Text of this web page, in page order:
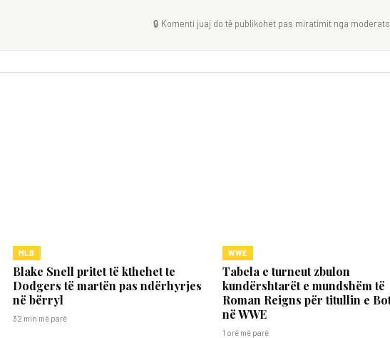
🔒 Komenti juaj do të publikohet pas miratimit nga
MLB
Blake Snell pritet të kthehet te
Dodgers të martën pas ndërhyrjes
në bërryl
32 min më parë
WWE
Tabela e turneut zbulon
kundërshtarët e mundshëm të
Roman Reigns për titullin e
në WWE
1 orë më parë